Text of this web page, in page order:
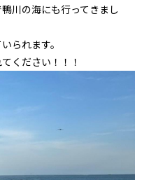
川の海にも行ってきまし
られます。
ください！！！